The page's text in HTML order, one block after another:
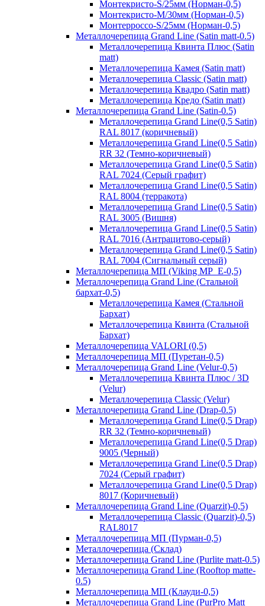
Монтекристо-S/25мм (Норман-0,5)
Монтекристо-M/30мм (Норман-0,5)
Монтерроссо-S/25мм (Норман-0,5)
Металлочерепица Grand Line (Satin matt-0.5)
Металлочерепица Квинта Плюс (Satin
matt)
Металлочерепица Камея (Satin matt)
Металлочерепица Classic (Satin matt)
Металлочерепица Квадро (Satin matt)
Металлочерепица Кредо (Satin matt)
Металлочерепица Grand Line (Satin-0.5)
Металлочерепица Grand Line(0,5 Satin)
RAL 8017 (коричневый)
Металлочерепица Grand Line(0,5 Satin)
RR 32 (Темно-коричневый)
Металлочерепица Grand Line(0,5 Satin)
RAL 7024 (Серый графит)
Металлочерепица Grand Line(0,5 Satin)
RAL 8004 (терракота)
Металлочерепица Grand Line(0,5 Satin)
RAL 3005 (Вишня)
Металлочерепица Grand Line(0,5 Satin)
RAL 7016 (Антрацитово-серый)
Металлочерепица Grand Line(0,5 Satin)
RAL 7004 (Сигнальный серый)
Металлочерепица МП (Viking MP_E-0,5)
Металлочерепица Grand Line (Стальной
бархат-0,5)
Металлочерепица Камея (Стальной
Бархат)
Металлочерепица Квинта (Стальной
Бархат)
Металлочерепица VALORI (0,5)
Металлочерепица МП (Пуретан-0,5)
Металлочерепица Grand Line (Velur-0,5)
Металлочерепица Квинта Плюс / 3D
(Velur)
Металлочерепица Classic (Velur)
Металлочерепица Grand Line (Drap-0.5)
Металлочерепица Grand Line(0,5 Drap)
RR 32 (Темно-коричневый)
Металлочерепица Grand Line(0,5 Drap)
9005 (Черный)
Металлочерепица Grand Line(0,5 Drap)
7024 (Серый графит)
Металлочерепица Grand Line(0,5 Drap)
8017 (Коричневый)
Металлочерепица Grand Line (Quarzit)-0,5)
Металлочерепица Classic (Quarzit)-0,5)
RAL8017
Металлочерепица МП (Пурман-0,5)
Металлочерепица (Склад)
Металлочерепица Grand Line (Purlite matt-0.5)
Металлочерепица Grand Line (Rooftop matte-
0.5)
Металлочерепица МП (Клауди-0,5)
Металлочерепица Grand Line (PurPro Matt